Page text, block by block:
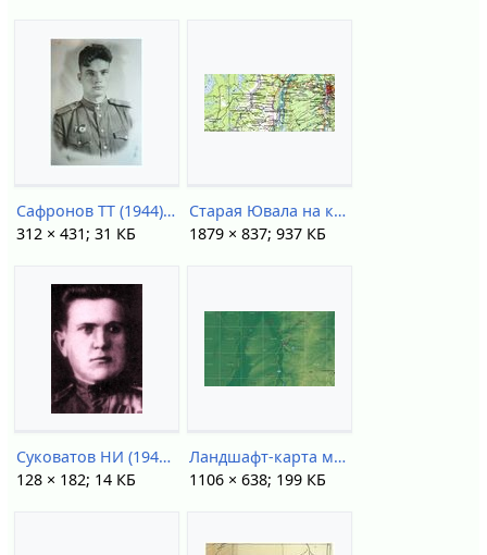
Сафронов ТТ (1944).jpg
312 × 431; 31 КБ
Старая Ювала на карте (1967).jpg
1879 × 837; 937 КБ
Суковатов НИ (1943).jpg
128 × 182; 14 КБ
Ландшафт-карта междуречья.jpg
1106 × 638; 199 КБ